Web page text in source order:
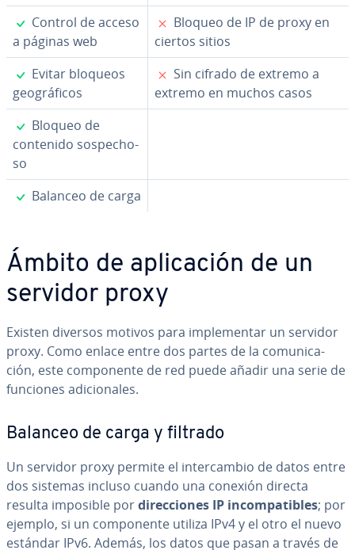
✓
Control de acceso
a páginas web
✗
Bloqueo de IP de proxy en
ciertos sitios
✓
Evitar bloqueos
geo­grá­fi­cos
✗
Sin cifrado de extremo a
extremo en muchos casos
✓
Bloqueo de
contenido so­s­pe­cho­
so
✓
Balanceo de carga
Ámbito de apli­ca­ción de un
servidor proxy
Existen diversos motivos para im­ple­me­n­tar un servidor
proxy. Como enlace entre dos partes de la co­mu­ni­ca­
ción, este co­m­po­ne­n­te de red puede añadir una serie de
funciones adi­cio­na­les.
Balanceo de carga y filtrado
Un servidor proxy permite el in­te­r­ca­m­bio de datos entre
dos sistemas incluso cuando una conexión directa
resulta imposible pordi­re­c­cio­nes IP in­co­m­pa­ti­bles; por
ejemplo, si un co­m­po­ne­n­te utiliza IPv4 y el otro el nuevo
estándar IPv6. Además, los datos que pasan a través de